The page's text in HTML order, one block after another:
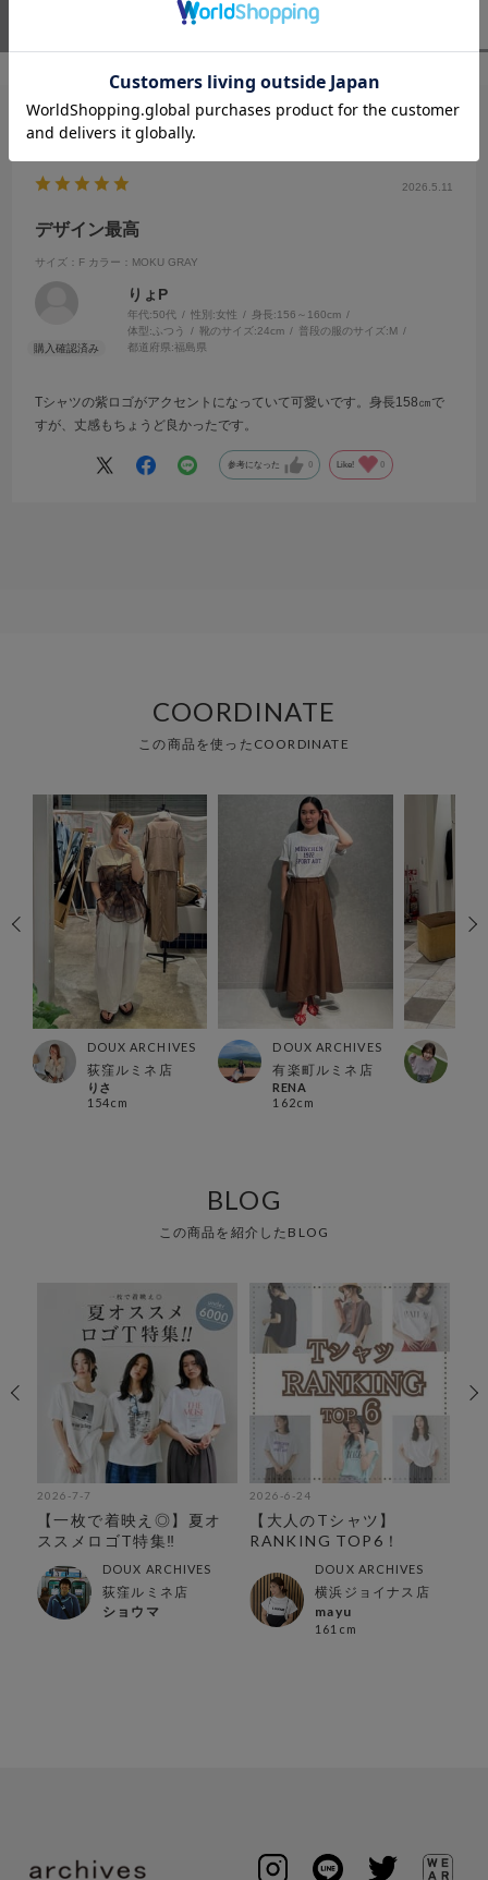
（1） スタッフレビュー
絞り込み 表示：新しい順
2026.5.11
デザイン最高
サイズ：F カラー：MOKU GRAY
りょP
年代:50代 性別:女性 身長:156～160cm
体型: ふつう 靴のサイズ:24cm 普段の服のサイズ:M
都道府県:福島県
Tシャツの紫ロゴがアクセントになっていて可愛いです。身長158㎝で
すが、丈感もちょうど良かったです。
参考になった 0 Like! 0
COORDINATE
この商品を使ったCOORDINATE
DOUX ARCHIVES
荻窪ルミネ店
りさ
154cm
DOUX ARCHIVES
有楽町ルミネ店
RENA
162cm
BLOG
この商品を紹介したBLOG
2026-7-7
【一枚で着映え◎】夏オ
ススメロゴT特集‼︎
DOUX ARCHIVES
荻窪ルミネ店
ショウマ
2026-6-24
【大人のTシャツ】
RANKING TOP6！
DOUX ARCHIVES
横浜ジョイナス店
mayu
161cm